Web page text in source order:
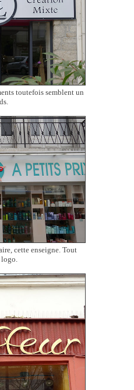
toutefois semblent un
cette enseigne. Tout
logo.